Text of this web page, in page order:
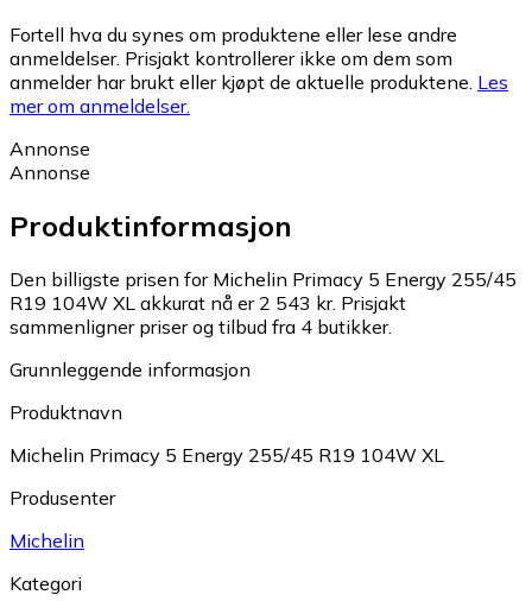
Fortell hva du synes om produktene eller lese andre
anmeldelser. Prisjakt kontrollerer ikke om dem som
anmelder har brukt eller kjøpt de aktuelle produktene. Les
mer om anmeldelser.
Annonse
Annonse
Produktinformasjon
Den billigste prisen for Michelin Primacy 5 Energy 255/45
R19 104W XL akkurat nå er 2 543 kr. Prisjakt
sammenligner priser og tilbud fra 4 butikker.
Grunnleggende informasjon
Produktnavn
Michelin Primacy 5 Energy 255/45 R19 104W XL
Produsenter
Michelin
Kategori